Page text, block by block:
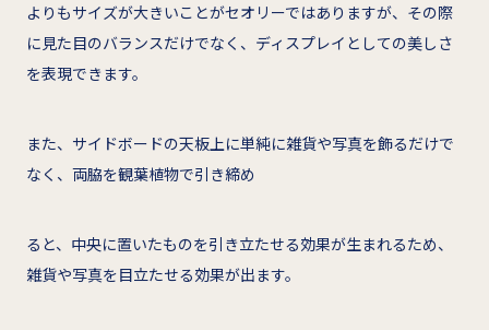
よりもサイズが大きいことがセオリーではありますが、その際
に見た目のバランスだけでなく、ディスプレイとしての美しさ
を表現できます。
また、サイドボードの天板上に単純に雑貨や写真を飾るだけで
なく、両脇を観葉植物で引き締め
ると、中央に置いたものを引き立たせる効果が生まれるため、
雑貨や写真を目立たせる効果が出ます。